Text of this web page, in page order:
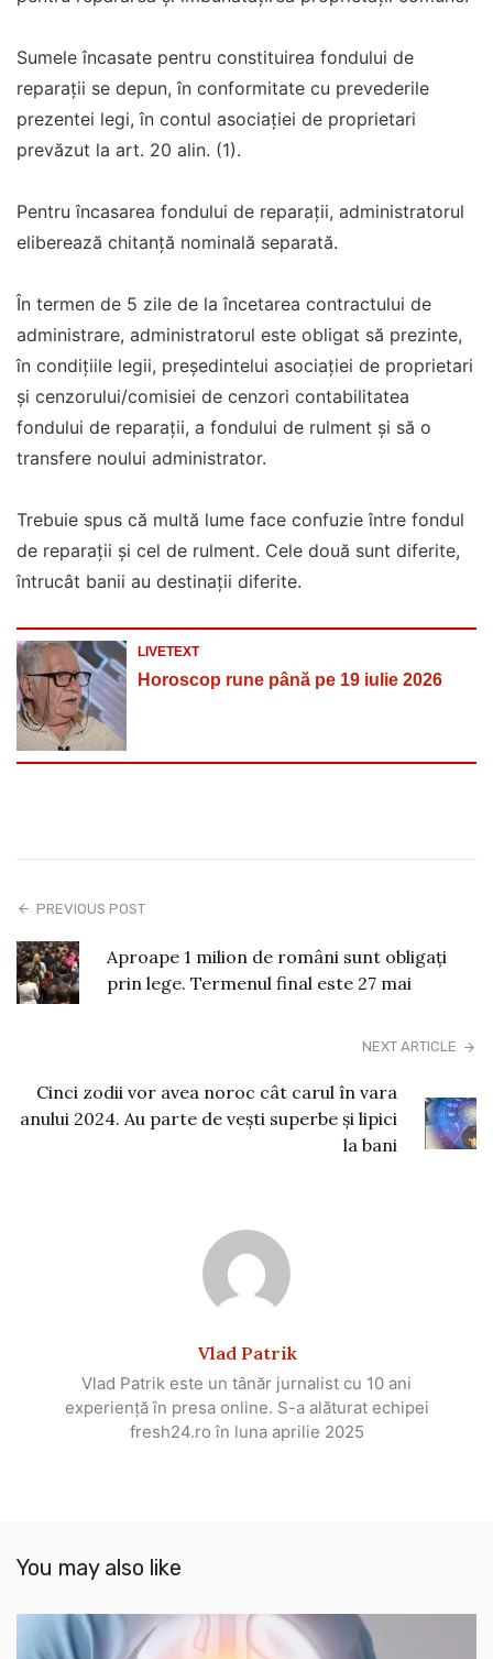
Sumele încasate pentru constituirea fondului de
reparații se depun, în conformitate cu prevederile
prezentei legi, în contul asociației de proprietari
prevăzut la art. 20 alin. (1).
Pentru încasarea fondului de reparații, administratorul
eliberează chitanță nominală separată.
În termen de 5 zile de la încetarea contractului de
administrare, administratorul este obligat să prezinte,
în condițiile legii, președintelui asociației de proprietari
și cenzorului/comisiei de cenzori contabilitatea
fondului de reparații, a fondului de rulment și să o
transfere noului administrator.
Trebuie spus că multă lume face confuzie între fondul
de reparații și cel de rulment. Cele două sunt diferite,
întrucât banii au destinații diferite.
LIVETEXT
Horoscop rune până pe 19 iulie 2026
PREVIOUS POST
Aproape 1 milion de români sunt obligați
prin lege. Termenul final este 27 mai
NEXT ARTICLE
Cinci zodii vor avea noroc cât carul în vara
anului 2024. Au parte de vești superbe și lipici
la bani
Vlad Patrik
Vlad Patrik este un tânăr jurnalist cu 10 ani
experiență în presa online. S-a alăturat echipei
fresh24.ro în luna aprilie 2025
You may also like